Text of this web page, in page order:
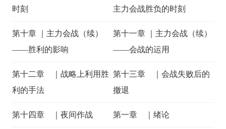
时刻
主力会战胜负的时刻
第十章 ｜主力会战（续）
——胜利的影响
第十一章 ｜主力会战（续）
——会战的运用
第十二章 ｜战略上利用胜
利的手法
第十三章 ｜会战失败后的
撤退
第十四章 ｜夜间作战 第一章 ｜绪论